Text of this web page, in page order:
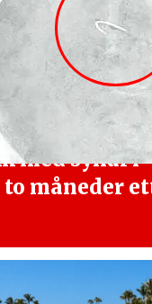
med synål i
to måneder